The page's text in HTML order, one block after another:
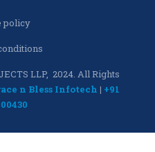
LLP, 2024. All Rights
n Bless Infotech | +91
policy